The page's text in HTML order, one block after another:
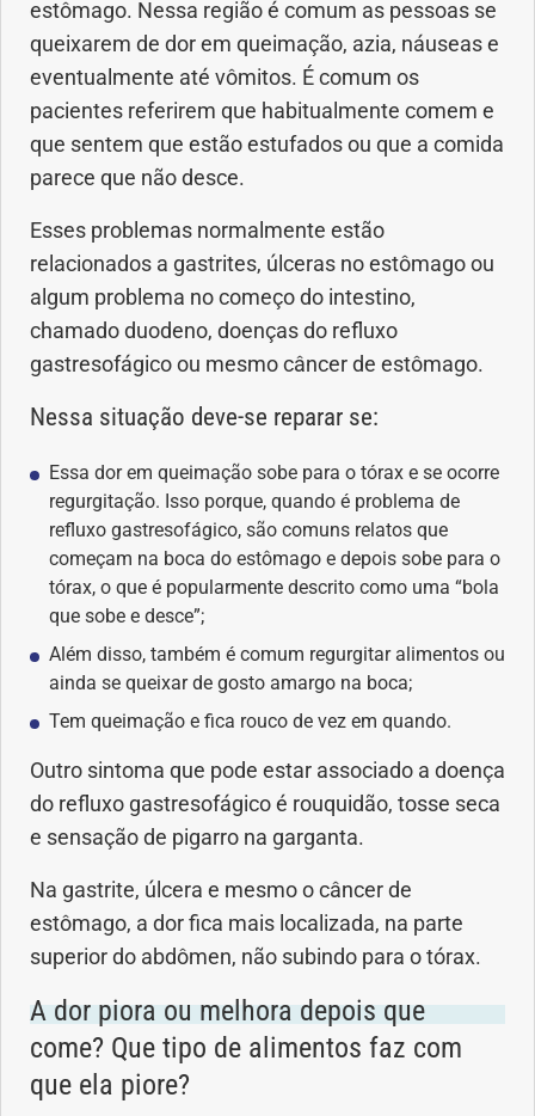
Vacinas
Vitaminas
estômago. Nessa região é comum as pessoas se
queixarem de dor em queimação, azia, náuseas e
eventualmente até vômitos. É comum os
pacientes referirem que habitualmente comem e
que sentem que estão estufados ou que a comida
parece que não desce.
Esses problemas normalmente estão
relacionados a gastrites, úlceras no estômago ou
algum problema no começo do intestino,
chamado duodeno, doenças do refluxo
gastresofágico ou mesmo câncer de estômago.
Nessa situação deve-se reparar se:
Essa dor em queimação sobe para o tórax e se ocorre
regurgitação. Isso porque, quando é problema de
refluxo gastresofágico, são comuns relatos que
começam na boca do estômago e depois sobe para o
tórax, o que é popularmente descrito como uma “bola
que sobe e desce”;
Além disso, também é comum regurgitar alimentos ou
ainda se queixar de gosto amargo na boca;
Tem queimação e fica rouco de vez em quando.
Outro sintoma que pode estar associado a doença
do refluxo gastresofágico é rouquidão, tosse seca
e sensação de pigarro na garganta.
Na gastrite, úlcera e mesmo o câncer de
estômago, a dor fica mais localizada, na parte
superior do abdômen, não subindo para o tórax.
A dor piora ou melhora depois que
come? Que tipo de alimentos faz com
que ela piore?